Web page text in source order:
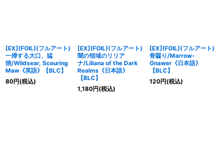
[EX](FOIL)(フルアート)
一掃する大口、猛
焼/Wildsear, Scouring
Maw《英語》【BLC】
80円(税込)
[EX](FOIL)(フルアート)
闇の領域のリリア
ナ/Liliana of the Dark
Realms《日本語》
【BLC】
1,180円(税込)
[EX](FOIL)(フルアート)
骨齧り/Marrow-
Gnawer《日本語》
【BLC】
120円(税込)